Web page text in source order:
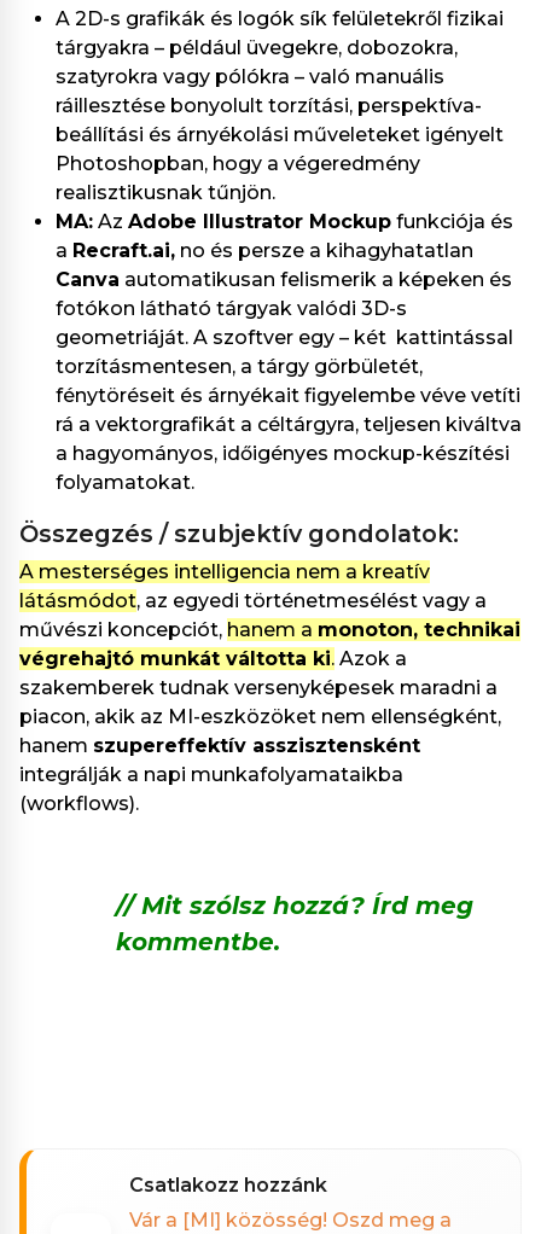
A 2D-s grafikák és logók sík felületekről fizikai
tárgyakra – például üvegekre, dobozokra,
szatyrokra vagy pólókra – való manuális
ráillesztése bonyolult torzítási, perspektíva-
beállítási és árnyékolási műveleteket igényelt
Photoshopban, hogy a végeredmény
realisztikusnak tűnjön.
MA: Az Adobe Illustrator Mockup funkciója és
a Recraft.ai, no és persze a kihagyhatatlan
Canva automatikusan felismerik a képeken és
fotókon látható tárgyak valódi 3D-s
geometriáját. A szoftver egy – két kattintással
torzításmentesen, a tárgy görbületét,
fénytöréseit és árnyékait figyelembe véve vetíti
rá a vektorgrafikát a céltárgyra, teljesen kiváltva
a hagyományos, időigényes mockup-készítési
folyamatokat.
összegzés / szubjektív gondolatok:
A mesterséges intelligencia nem a kreatív
látásmódot, az egyedi történetmesélést vagy a
művészi koncepciót, hanem a monoton, technikai
végrehajtó munkát váltotta ki. Azok a
szakemberek tudnak versenyképesek maradni a
piacon, akik az MI-eszközöket nem ellenségként,
hanem szupereffektív asszisztensként
integrálják a napi munkafolyamataikba
(workflows).
// Mit szólsz hozzá? Írd meg
kommentbe.
csatlakozz hozzánk
Vár a [MI] közösség! Oszd meg a